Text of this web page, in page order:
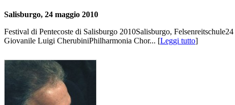
Salisburgo, 24 maggio 2010
Festival di Pentecoste di Salisburgo 2010Salisburgo,
Giovanile Luigi CherubiniPhilharmonia Chor... [Leggi tutto]